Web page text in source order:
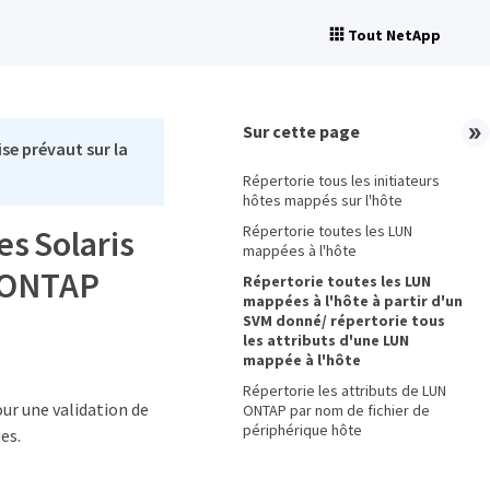
Tout NetApp
prévaut sur la
Solaris
une validation de
Sur cette page
Répertorie tous les initiateurs
hôtes mappés sur l'hôte
Répertorie toutes les LUN
mappées à l'hôte
Répertorie toutes les LUN
mappées à l'hôte à partir d'un
SVM donné/ répertorie tous
les attributs d'une LUN
mappée à l'hôte
Répertorie les attributs de LUN
ONTAP par nom de fichier de
périphérique hôte